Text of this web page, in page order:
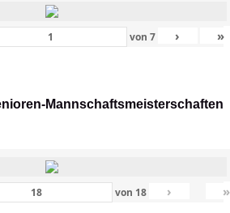
von 7 › »
Mannschaftsmeisterschaften
von 18 › »